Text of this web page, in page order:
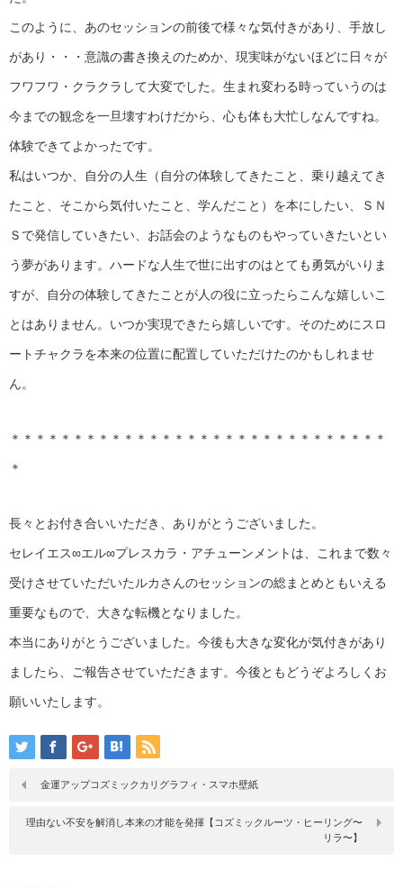
このように、あのセッションの前後で様々な気付きがあり、手放し
があり・・・意識の書き換えのためか、現実味がないほどに日々が
フワフワ・クラクラして大変でした。生まれ変わる時っていうのは
今までの観念を一旦壊すわけだから、心も体も大忙しなんですね。
体験できてよかったです。
私はいつか、自分の人生（自分の体験してきたこと、乗り越えてき
たこと、そこから気付いたこと、学んだこと）を本にしたい、ＳＮ
Ｓで発信していきたい、お話会のようなものもやっていきたいとい
う夢があります。ハードな人生で世に出すのはとても勇気がいりま
すが、自分の体験してきたことが人の役に立ったらこんな嬉しいこ
とはありません。いつか実現できたら嬉しいです。そのためにスロ
ートチャクラを本来の位置に配置していただけたのかもしれませ
ん。
＊＊＊＊＊＊＊＊＊＊＊＊＊＊＊＊＊＊＊＊＊＊＊＊＊＊＊＊＊＊
＊
長々とお付き合いいただき、ありがとうございました。
セレイエス∞エル∞プレスカラ・アチューンメントは、これまで数々
受けさせていただいたルカさんのセッションの総まとめともいえる
重要なもので、大きな転機となりました。
本当にありがとうございました。今後も大きな変化が気付きがあり
ましたら、ご報告させていただきます。今後ともどうぞよろしくお
願いいたします。
金運アップコズミックカリグラフィ・スマホ壁紙
理由ない不安を解消し本来の才能を発揮【コズミックルーツ・ヒーリング〜
リラ〜】